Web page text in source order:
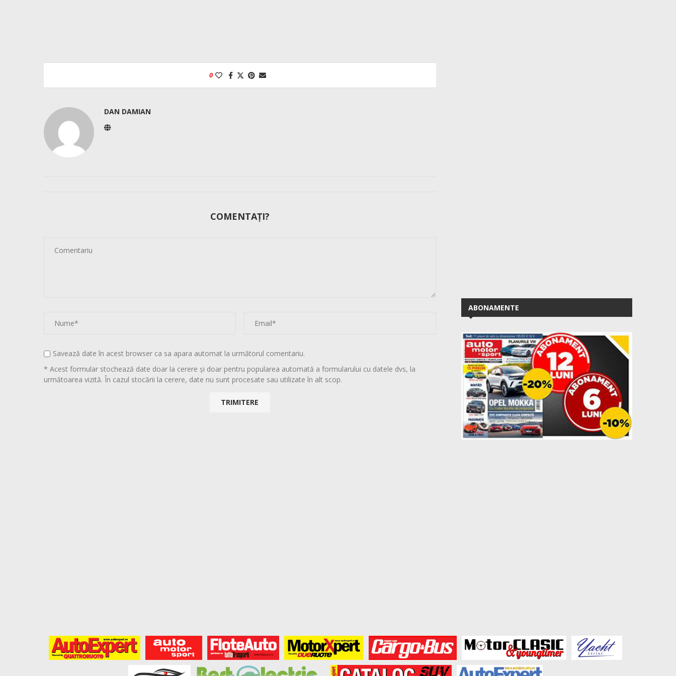
0
DAN DAMIAN
COMENTAȚI?
Savează date în acest browser ca sa apara automat la următorul comentariu.
* Acest formular stochează date doar la cerere și doar pentru popularea automată a formularului cu datele dvs, la
următoarea vizită. În cazul stocării la cerere, date nu sunt procesate sau utilizate în alt scop.
ABONAMENTE